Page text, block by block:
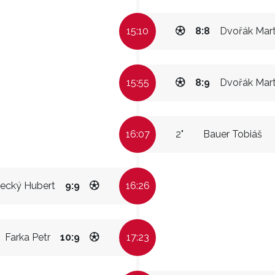
15:10 Dvořák
8:8
15:55 Dvořák
8:9
16:07 Bauer Tobiáš
2"
Hubert 9:9 16:26
Farka Petr 10:9 17:23